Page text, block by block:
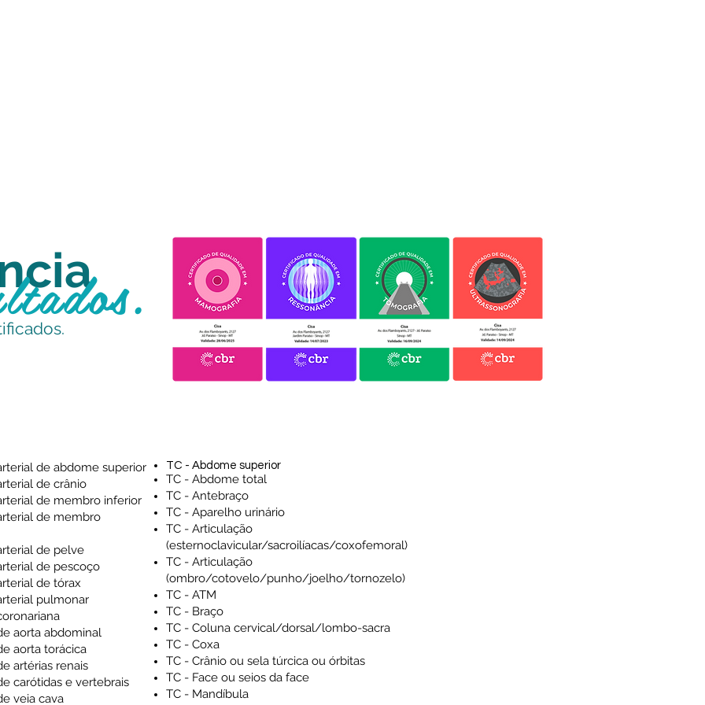
de abdome superior
de crânio
de membro inferior
de membro
de pelve
de pescoço
de tórax
pulmonar
aorta abdominal
aorta torácica
artérias renais
carótidas e vertebrais
veia cava
TC - Abdome superior
TC - Abdome total
TC - Antebraço
TC - Aparelho urinário
TC - Articulação
(esternoclavicular/sacroilíacas/coxofemoral)
TC - Articulação
(ombro/cotovelo/punho/joelho/tornozelo)
TC - ATM
TC - Braço
TC - Coluna cervical/dorsal/lombo-sacra
TC - Coxa
TC - Crânio ou sela túrcica ou órbitas
TC - Face ou seios da face
TC - Mandíbula